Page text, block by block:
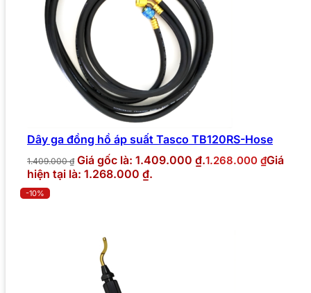
Dây ga đồng hồ áp suất Tasco TB120RS-Hose
1.409.000₫ Giá gốc là: 1.409.000 ₫.1.268.000 ₫Giá
hiện tại là: 1.268.000 ₫.
-10%